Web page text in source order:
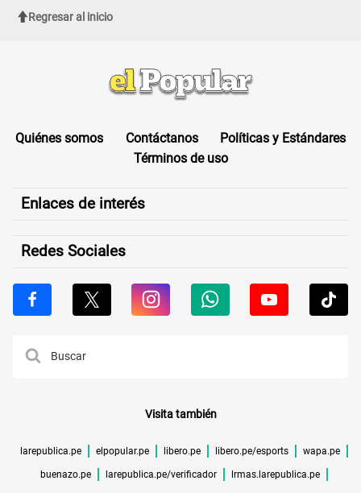
Regresar al inicio
Quiénes somos Contáctanos
Políticas y Estándares
Términos de uso
Enlaces de interés
Redes Sociales
Visita también
larepublica.pe elpopular.pe libero.pe libero.pe/esports wapa.pe
buenazo.pe larepublica.pe/verificador lrmas.larepublica.pe